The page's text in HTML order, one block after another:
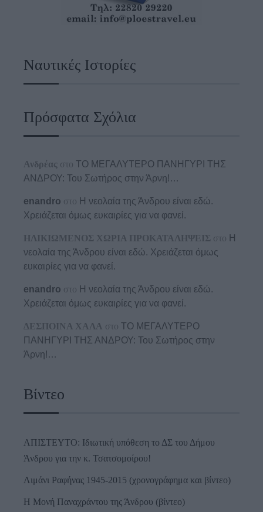
Ναυτικές Ιστορίες
Πρόσφατα Σχόλια
Ανδρέας στο ΤΟ ΜΕΓΑΛΥΤΕΡΟ ΠΑΝΗΓΥΡΙ ΤΗΣ
ΑΝΔΡΟΥ: Του Σωτήρος στην Άρνη!…
enandro στο Η νεολαία της Άνδρου είναι εδώ.
Χρειάζεται όμως ευκαιρίες για να φανεί.
ΗΛΙΚΙΩΜΕΝΟΣ ΧΩΡΙΑ ΠΡΟΚΑΤΑΛΗΨΕΙΣ στο Η
νεολαία της Άνδρου είναι εδώ. Χρειάζεται όμως
ευκαιρίες για να φανεί.
enandro στο Η νεολαία της Άνδρου είναι εδώ.
Χρειάζεται όμως ευκαιρίες για να φανεί.
ΔΕΣΠΟΙΝΑ ΧΑΛΑ στο ΤΟ ΜΕΓΑΛΥΤΕΡΟ
ΠΑΝΗΓΥΡΙ ΤΗΣ ΑΝΔΡΟΥ: Του Σωτήρος στην
Άρνη!…
Βίντεο
ΑΠΙΣΤΕΥΤΟ: Ιδιωτική υπόθεση το ΔΣ του Δήμου
Άνδρου για την κ. Τσατσομοίρου!
Λιμάνι Ραφήνας 1945-2015 (χρονογράφημα και βίντεο)
Η Μονή Παναχράντου της Άνδρου (βίντεο)